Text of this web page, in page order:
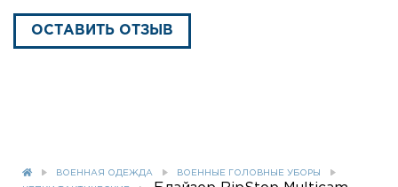
ОСТАВИТЬ ОТЗЫВ
ВОЕННАЯ ОДЕЖДА ВОЕННЫЕ ГОЛОВНЫЕ УБОРЫ